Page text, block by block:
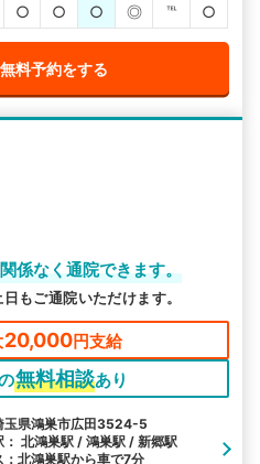
○ ○ ○ ◎ ℡ ○
料予約をする
係なく通院できます。
もご通院いただけます。
20,000円支給
無料相談あり
玉県鴻巣市広田3524-5
： 北鴻巣駅 / 鴻巣駅 / 新郷駅
：北鴻巣駅から車で7分